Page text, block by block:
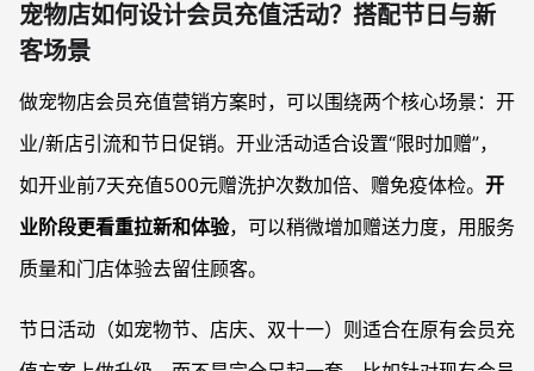
宠物店如何设计会员充值活动？搭配节日与新
客场景
做宠物店会员充值营销方案时，可以围绕两个核心场景：开
业/新店引流和节日促销。开业活动适合设置“限时加赠”，
如开业前7天充值500元赠洗护次数加倍、赠免疫体检。 开
业阶段更看重拉新和体验，可以稍微增加赠送力度，用服务
质量和门店体验去留住顾客。
节日活动（如宠物节、店庆、双十一）则适合在原有会员充